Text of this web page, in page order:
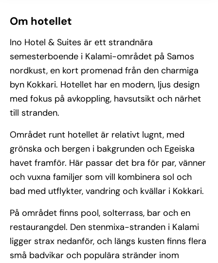
Om hotellet
Ino Hotel & Suites är ett strandnära
semesterboende i Kalami-området på Samos
nordkust, en kort promenad från den charmiga
byn Kokkari. Hotellet har en modern, ljus design
med fokus på avkoppling, havsutsikt och närhet
till stranden.
Området runt hotellet är relativt lugnt, med
grönska och bergen i bakgrunden och Egeiska
havet framför. Här passar det bra för par, vänner
och vuxna familjer som vill kombinera sol och
bad med utflykter, vandring och kvällar i Kokkari.
På området finns pool, solterrass, bar och en
restaurangdel. Den stenmixa-stranden i Kalami
ligger strax nedanför, och längs kusten finns flera
små badvikar och populära stränder inom